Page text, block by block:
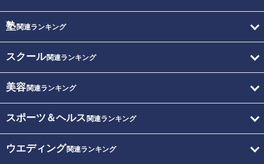
塾関連ランキング
スクール関連ランキング
美容関連ランキング
スポーツ＆ヘルス 関連ランキング
ウエディング関連ランキング